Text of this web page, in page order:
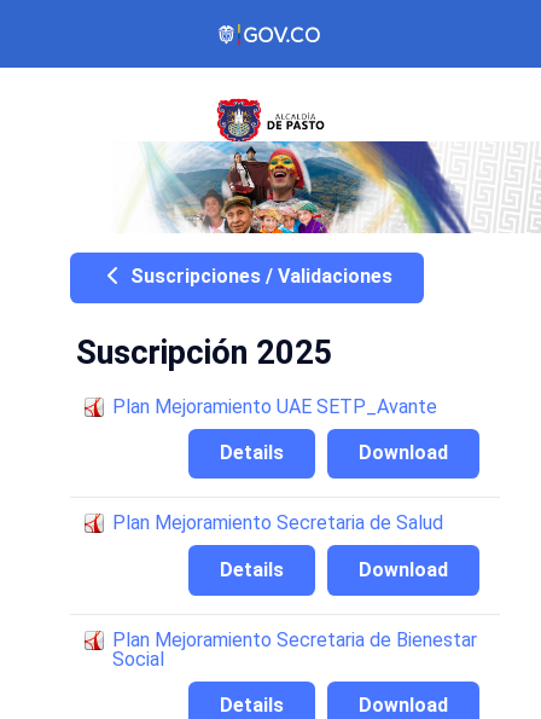
Suscripciones / Validaciones
Suscripción 2025
Plan Mejoramiento UAE SETP_Avante
Download
Details
Plan Mejoramiento Secretaria de Salud
Download
Details
Plan Mejoramiento Secretaria de Bienestar
Social
Download
Details